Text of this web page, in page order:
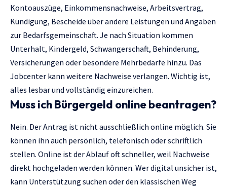
Kontoauszüge, Einkommensnachweise, Arbeitsvertrag,
Kündigung, Bescheide über andere Leistungen und Angaben
zur Bedarfsgemeinschaft. Je nach Situation kommen
Unterhalt, Kindergeld, Schwangerschaft, Behinderung,
Versicherungen oder besondere Mehrbedarfe hinzu. Das
Jobcenter kann weitere Nachweise verlangen. Wichtig ist,
alles lesbar und vollständig einzureichen.
Muss ich Bürgergeld online beantragen?
Nein. Der Antrag ist nicht ausschließlich online möglich. Sie
können ihn auch persönlich, telefonisch oder schriftlich
stellen. Online ist der Ablauf oft schneller, weil Nachweise
direkt hochgeladen werden können. Wer digital unsicher ist,
kann Unterstützung suchen oder den klassischen Weg